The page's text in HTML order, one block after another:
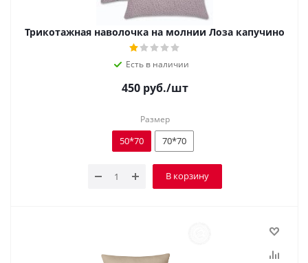
Трикотажная наволочка на молнии Лоза капучино
Есть в наличии
450руб./шт
Размер
50*70 70*70
В корзину